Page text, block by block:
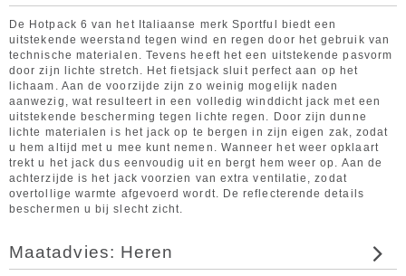
De Hotpack 6 van het Italiaanse merk Sportful biedt een
uitstekende weerstand tegen wind en regen door het gebruik van
technische materialen. Tevens heeft het een uitstekende pasvorm
door zijn lichte stretch. Het fietsjack sluit perfect aan op het
lichaam. Aan de voorzijde zijn zo weinig mogelijk naden
aanwezig, wat resulteert in een volledig winddicht jack met een
uitstekende bescherming tegen lichte regen. Door zijn dunne
lichte materialen is het jack op te bergen in zijn eigen zak, zodat
u hem altijd met u mee kunt nemen. Wanneer het weer opklaart
trekt u het jack dus eenvoudig uit en bergt hem weer op. Aan de
achterzijde is het jack voorzien van extra ventilatie, zodat
overtollige warmte afgevoerd wordt. De reflecterende details
beschermen u bij slecht zicht.
Maatadvies: Heren